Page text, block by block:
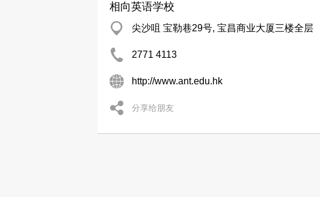
相向英语学校
尖沙咀 宝勒巷29号, 宝昌商业大厦三楼全层
2771 4113
http://www.ant.edu.hk
分享给朋友